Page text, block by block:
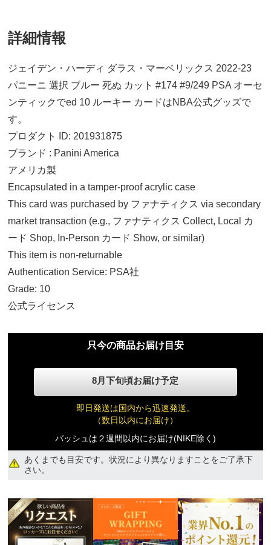
詳細情報
ジェイデン・ハーディ ダラス・マーベリックス 2022-23
パニーニ 選択 ブルー 死ぬ カット #174 #9/249 PSA オーセ
ンティックでed 10 ルーキー カードはNBA公式グッズで
す。
プロダクト ID: 201931875
ブランド : Panini America
アメリカ製
Encapsulated in a tamper-proof acrylic case
This card was purchased by ファナティクス via secondary
market transaction (e.g., ファナティクス Collect, Local カ
ード Shop, In-Person カード Show, or similar)
This item is non-returnable
Authentication Service: PSA社
Grade: 10
公式ライセンス
只今の商品お届け目安
8月下旬頃お届け予定
即日発送は国内から迅速発送。
（数日以内にお届け）
バッシュは２週間以内にお届け(NIKE除く)
あくまでも目安です。状況により異なりますことをご了承下
さい。